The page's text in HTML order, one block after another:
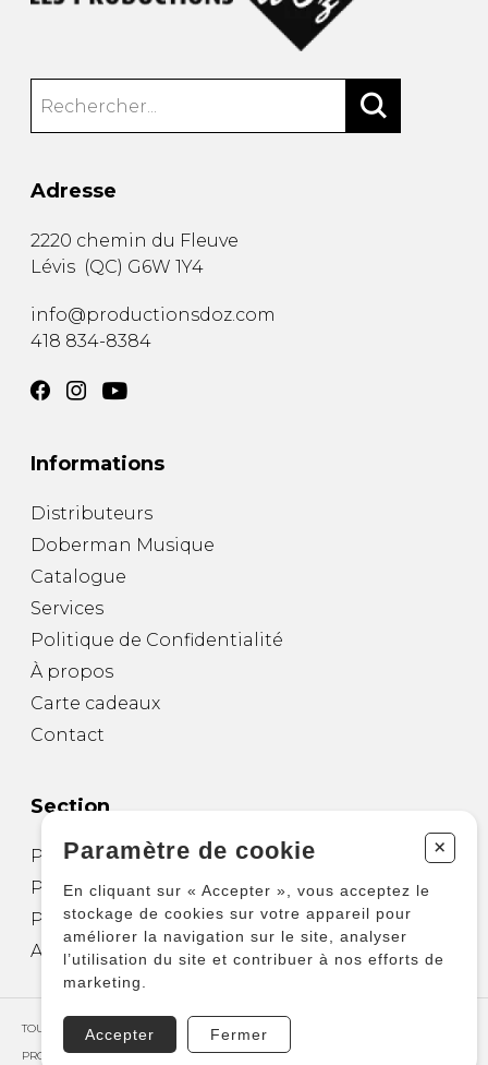
Adresse
2220 chemin du Fleuve
Lévis (QC) G6W 1Y4
info@productionsdoz.com
418 834-8384
Informations
Distributeurs
Doberman Musique
Catalogue
Services
Politique de Confidentialité
À propos
Carte cadeaux
Contact
Section
Partitions pour guitare
Partitions pour autres instruments
Partitions pour ensembles
Autres produits
TOUS DROITS RÉSERVÉS © COPYRIGHT 2026 – PRODUCTIONS D'OZ
PROPULSÉ PAR
Paramètre de cookie +
En cliquant sur « Accepter », vous acceptez le
stockage de cookies sur votre appareil pour
améliorer la navigation sur le site, analyser
l’utilisation du site et contribuer à nos efforts de
marketing.
Accepter Fermer